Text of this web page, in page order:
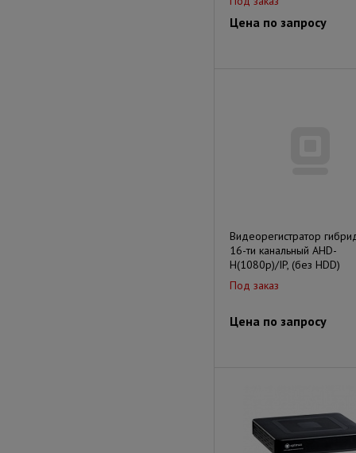
Цена по запросу
Видеорегистратор
16-ти канальный AHD-
H(1080p)/IP, (без HDD)
Под заказ
Цена по запросу